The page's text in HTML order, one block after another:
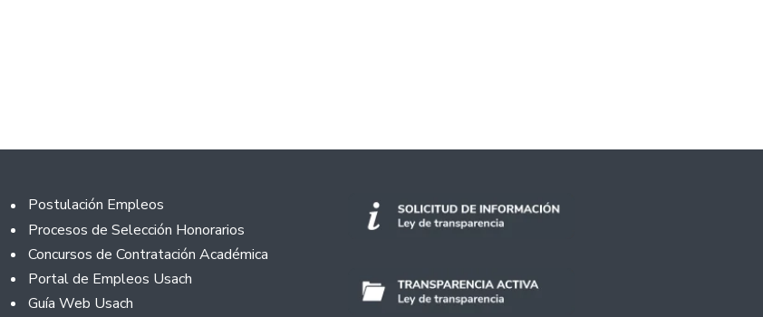
Footer
Postulación Empleos
Procesos de Selección Honorarios
Concursos de Contratación Académica
Portal de Empleos Usach
Guía Web Usach